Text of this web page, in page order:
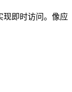
现即时访问。像应